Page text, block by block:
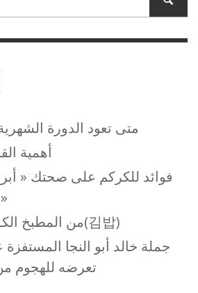
متى تعود الدورة
أهمية
من السرطان »
من المطبخ الكـوري : كيمباب(김밥)
جملة خالد أبو النجا المستفزة
تعرضه للهجوم